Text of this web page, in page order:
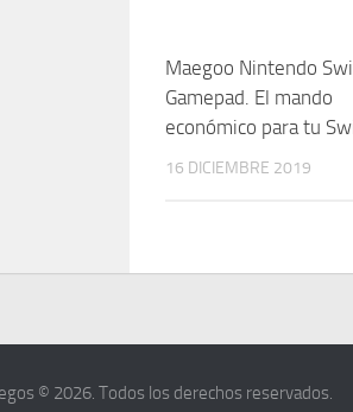
Maegoo Nintendo
Gamepad. El mando
económico para tu
16 DICIEMBRE 2019
© 2026. Todos los derechos reservados.